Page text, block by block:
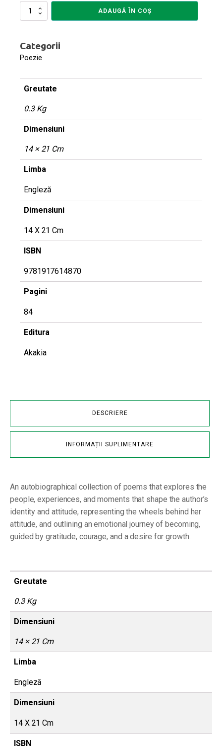
Cantitate
The
My
Attitude
ADAUGĂ ÎN COȘ
Categorii
Poezie
Greutate
0.3 Kg
Dimensiuni
14 × 21 Cm
Limba
Engleză
Dimensiuni
14 X 21 Cm
ISBN
9781917614870
Pagini
84
Editura
Akakia
DESCRIERE
INFORMAȚII SUPLIMENTARE
An autobiographical collection of poems that explores the
people, experiences, and moments that shape the author’s
identity and attitude, representing the wheels behind her
attitude, and outlining an emotional journey of becoming,
guided by gratitude, courage, and a desire for growth.
Greutate
0.3 Kg
Dimensiuni
14 × 21 Cm
Limba
Engleză
Dimensiuni
14 X 21 Cm
ISBN